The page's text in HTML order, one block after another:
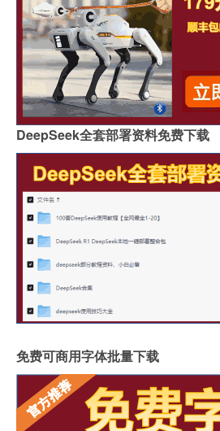
DeepSeek全套部署资料免费下载
免费可商用字体批量下载